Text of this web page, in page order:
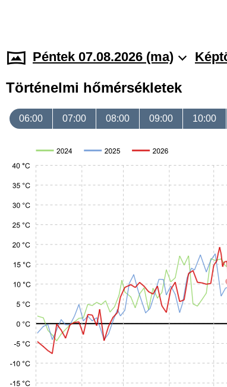
Péntek 07.08.2026 (ma)
Történelmi hőmérsékletek
06:00 07:00 08:00 09:00 10:00